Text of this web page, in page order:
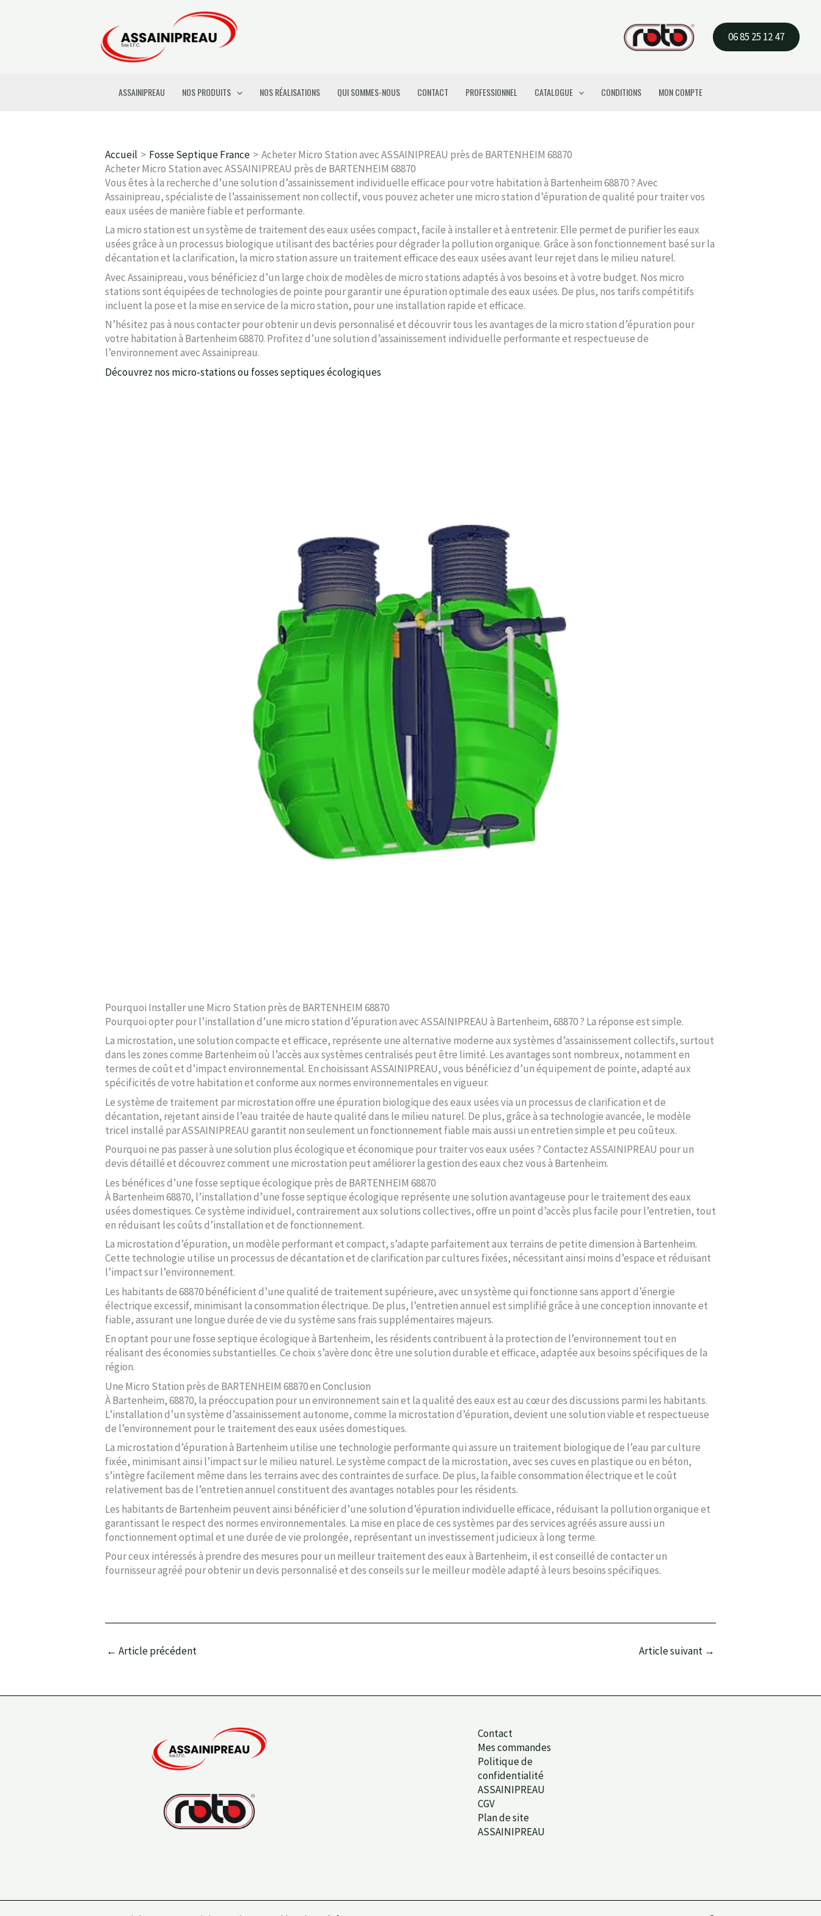
06 85 25 12 47
ASSAINIPREAU NOS PRODUITS NOS RÉALISATIONS QUI SOMMES-NOUS CONTACT PROFESSIONNEL CATALOGUE CONDITIONS MON COMPTE
Accueil Fosse Septique France
Acheter Micro Station avec ASSAINIPREAU près de BARTENHEIM 68870
Acheter Micro Station avec ASSAINIPREAU près de BARTENHEIM 68870
Vous êtes à la recherche d’une solution d’assainissement individuelle efficace pour votre habitation à Bartenheim 68870 ? Avec
Assainipreau, spécialiste de l’assainissement non collectif, vous pouvez acheter une micro station d’épuration de qualité pour traiter vos
eaux usées de manière fiable et performante.
La micro station est un système de traitement des eaux usées compact, facile à installer et à entretenir. Elle permet de purifier les eaux
usées grâce à un processus biologique utilisant des bactéries pour dégrader la pollution organique. Grâce à son fonctionnement basé sur la
décantation et la clarification, la micro station assure un traitement efficace des eaux usées avant leur rejet dans le milieu naturel.
Avec Assainipreau, vous bénéficiez d’un large choix de modèles de micro stations adaptés à vos besoins et à votre budget. Nos micro
stations sont équipées de technologies de pointe pour garantir une épuration optimale des eaux usées. De plus, nos tarifs compétitifs
incluent la pose et la mise en service de la micro station, pour une installation rapide et efficace.
N’hésitez pas à nous contacter pour obtenir un devis personnalisé et découvrir tous les avantages de la micro station d’épuration pour
votre habitation à Bartenheim 68870. Profitez d’une solution d’assainissement individuelle performante et respectueuse de
l’environnement avec Assainipreau.
Découvrez nos micro-stations ou fosses septiques écologiques
Pourquoi Installer une Micro Station près de BARTENHEIM 68870
Pourquoi opter pour l’installation d’une micro station d’épuration avec ASSAINIPREAU à Bartenheim, 68870 ? La réponse est simple.
La microstation, une solution compacte et efficace, représente une alternative moderne aux systèmes d’assainissement collectifs, surtout
dans les zones comme Bartenheim où l’accès aux systèmes centralisés peut être limité. Les avantages sont nombreux, notamment en
termes de coût et d’impact environnemental. En choisissant ASSAINIPREAU, vous bénéficiez d’un équipement de pointe, adapté aux
spécificités de votre habitation et conforme aux normes environnementales en vigueur.
Le système de traitement par microstation offre une épuration biologique des eaux usées via un processus de clarification et de
décantation, rejetant ainsi de l’eau traitée de haute qualité dans le milieu naturel. De plus, grâce à sa technologie avancée, le modèle
tricel installé par ASSAINIPREAU garantit non seulement un fonctionnement fiable mais aussi un entretien simple et peu coûteux.
Pourquoi ne pas passer à une solution plus écologique et économique pour traiter vos eaux usées ? Contactez ASSAINIPREAU pour un
devis détaillé et découvrez comment une microstation peut améliorer la gestion des eaux chez vous à Bartenheim.
Les bénéfices d’une fosse septique écologique près de BARTENHEIM 68870
À Bartenheim 68870, l’installation d’une fosse septique écologique représente une solution avantageuse pour le traitement des eaux
usées domestiques. Ce système individuel, contrairement aux solutions collectives, offre un point d’accès plus facile pour l’entretien, tout
en réduisant les coûts d’installation et de fonctionnement.
La microstation d’épuration, un modèle performant et compact, s’adapte parfaitement aux terrains de petite dimension à Bartenheim.
Cette technologie utilise un processus de décantation et de clarification par cultures fixées, nécessitant ainsi moins d’espace et réduisant
l’impact sur l’environnement.
Les habitants de 68870 bénéficient d’une qualité de traitement supérieure, avec un système qui fonctionne sans apport d’énergie
électrique excessif, minimisant la consommation électrique. De plus, l’entretien annuel est simplifié grâce à une conception innovante et
fiable, assurant une longue durée de vie du système sans frais supplémentaires majeurs.
En optant pour une fosse septique écologique à Bartenheim, les résidents contribuent à la protection de l’environnement tout en
réalisant des économies substantielles. Ce choix s’avère donc être une solution durable et efficace, adaptée aux besoins spécifiques de la
région.
Une Micro Station près de BARTENHEIM 68870 en Conclusion
À Bartenheim, 68870, la préoccupation pour un environnement sain et la qualité des eaux est au cœur des discussions parmi les habitants.
L’installation d’un système d’assainissement autonome, comme la microstation d’épuration, devient une solution viable et respectueuse
de l’environnement pour le traitement des eaux usées domestiques.
La microstation d’épuration à Bartenheim utilise une technologie performante qui assure un traitement biologique de l’eau par culture
fixée, minimisant ainsi l’impact sur le milieu naturel. Le système compact de la microstation, avec ses cuves en plastique ou en béton,
s’intègre facilement même dans les terrains avec des contraintes de surface. De plus, la faible consommation électrique et le coût
relativement bas de l’entretien annuel constituent des avantages notables pour les résidents.
Les habitants de Bartenheim peuvent ainsi bénéficier d’une solution d’épuration individuelle efficace, réduisant la pollution organique et
garantissant le respect des normes environnementales. La mise en place de ces systèmes par des services agréés assure aussi un
fonctionnement optimal et une durée de vie prolongée, représentant un investissement judicieux à long terme.
Pour ceux intéressés à prendre des mesures pour un meilleur traitement des eaux à Bartenheim, il est conseillé de contacter un
fournisseur agréé pour obtenir un devis personnalisé et des conseils sur le meilleur modèle adapté à leurs besoins spécifiques.
← Article précédent Article suivant →
Contact
Mes commandes
Politique de
confidentialité
ASSAINIPREAU
CGV
Plan de site
ASSAINIPREAU